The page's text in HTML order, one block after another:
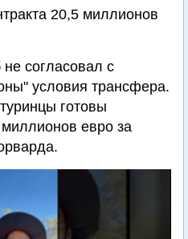
20,5 миллионов
не согласовал с
условия трансфера.
готовы
евро за